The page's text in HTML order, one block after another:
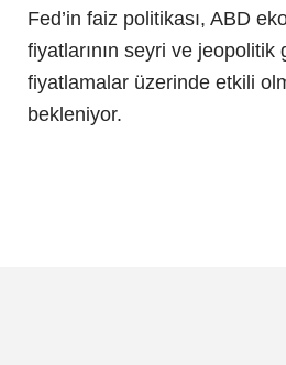
Fed’in faiz politikası, ABD
fiyatlarının seyri ve jeopolitik
fiyatlamalar üzerinde etkili
bekleniyor.